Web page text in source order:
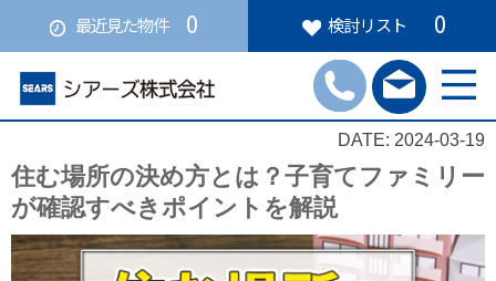
最近見た物件 0 検討リスト 0
DATE: 2024-03-19
住む場所の決め方とは？子育てファミリー
が確認すべきポイントを解説